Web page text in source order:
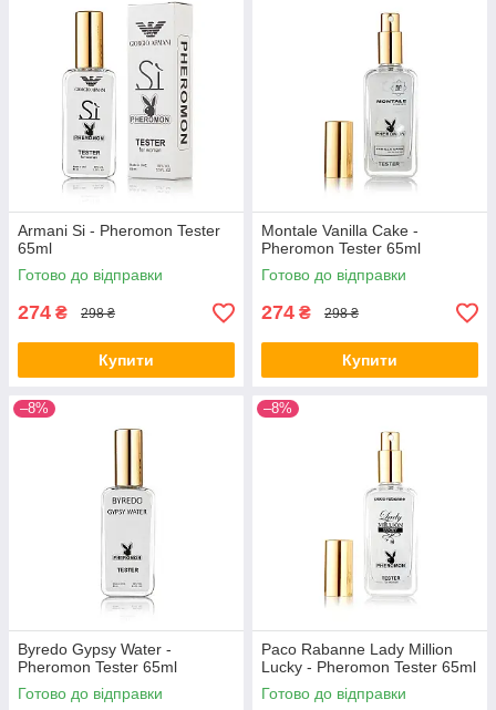
Armani Si - Pheromon Tester
65ml
Готово до відправки
274 ₴ 298 ₴
Купити
Montale Vanilla Cake -
Pheromon Tester 65ml
Готово до відправки
274 ₴ 298 ₴
Купити
–8%
Byredo Gypsy Water -
Pheromon Tester 65ml
Готово до відправки
–8%
Paco Rabanne Lady Million
Lucky - Pheromon Tester 65ml
Готово до відправки